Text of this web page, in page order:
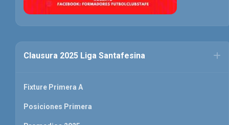
Clausura 2025 Liga Santafesina
Fixture Primera A
Posiciones Primera